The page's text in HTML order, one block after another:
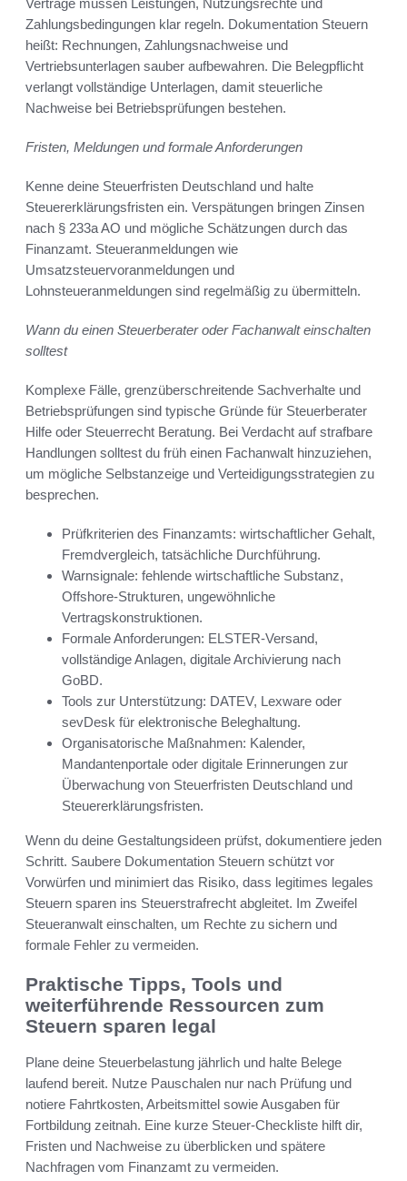
Zahlungsbedingungen klar regeln. Dokumentation Steuern
heißt: Rechnungen, Zahlungsnachweise und
Vertriebsunterlagen sauber aufbewahren. Die Belegpflicht
verlangt vollständige Unterlagen, damit steuerliche
Nachweise bei Betriebsprüfungen bestehen.
Fristen, Meldungen und formale Anforderungen
Kenne deine Steuerfristen Deutschland und halte
Steuererklärungsfristen ein. Verspätungen bringen Zinsen
nach § 233a AO und mögliche Schätzungen durch das
Finanzamt. Steueranmeldungen wie
Umsatzsteuervoranmeldungen und
Lohnsteueranmeldungen sind regelmäßig zu übermitteln.
Wann du einen Steuerberater oder Fachanwalt einschalten
solltest
Komplexe Fälle, grenzüberschreitende Sachverhalte und
Betriebsprüfungen sind typische Gründe für Steuerberater
Hilfe oder Steuerrecht Beratung. Bei Verdacht auf strafbare
Handlungen solltest du früh einen Fachanwalt hinzuziehen,
um mögliche Selbstanzeige und Verteidigungsstrategien zu
besprechen.
Prüfkriterien des Finanzamts: wirtschaftlicher Gehalt,
Fremdvergleich, tatsächliche Durchführung.
Warnsignale: fehlende wirtschaftliche Substanz,
Offshore-Strukturen, ungewöhnliche
Vertragskonstruktionen.
Formale Anforderungen: ELSTER-Versand,
vollständige Anlagen, digitale Archivierung nach
GoBD.
Tools zur Unterstützung: DATEV, Lexware oder
sevDesk für elektronische Beleghaltung.
Organisatorische Maßnahmen: Kalender,
Mandantenportale oder digitale Erinnerungen zur
Überwachung von Steuerfristen Deutschland und
Steuererklärungsfristen.
Wenn du deine Gestaltungsideen prüfst, dokumentiere jeden
Schritt. Saubere Dokumentation Steuern schützt vor
Vorwürfen und minimiert das Risiko, dass legitimes legales
Steuern sparen ins Steuerstrafrecht abgleitet. Im Zweifel
Steueranwalt einschalten, um Rechte zu sichern und
formale Fehler zu vermeiden.
Praktische Tipps, Tools und
weiterführende Ressourcen zum
Steuern sparen legal
Plane deine Steuerbelastung jährlich und halte Belege
laufend bereit. Nutze Pauschalen nur nach Prüfung und
notiere Fahrtkosten, Arbeitsmittel sowie Ausgaben für
Fortbildung zeitnah. Eine kurze Steuer-Checkliste hilft dir,
Fristen und Nachweise zu überblicken und spätere
Nachfragen vom Finanzamt zu vermeiden.